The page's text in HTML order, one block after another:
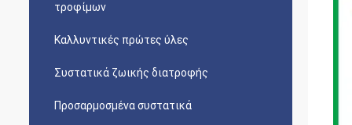
τροφίμων
Καλλυντικές πρώτες ύλες
Συστατικά ζωικής διατροφής
Προσαρμοσμένα συστατικά